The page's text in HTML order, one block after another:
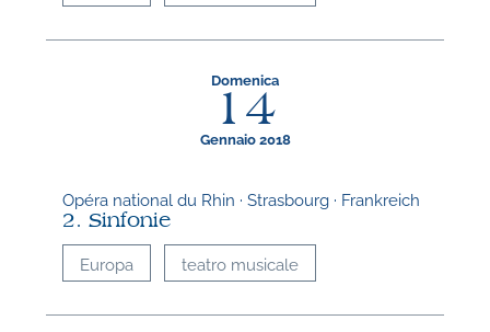
Domenica
14
Gennaio 2018
Opéra national du Rhin · Strasbourg · Frankreich
2. Sinfonie
Europa teatro musicale